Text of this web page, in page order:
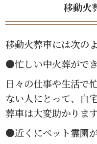
移動火
移動火葬車には次の
●忙しい中火葬がで
日々の仕事や生活で
ない人にとって、自
葬車は大変助かります
●近くにペット霊園